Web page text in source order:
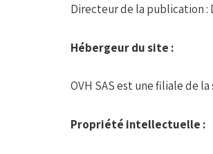
Directeur de la publication
Hébergeur du site :
OVH SAS est une filiale de
Propriété intellectuelle :